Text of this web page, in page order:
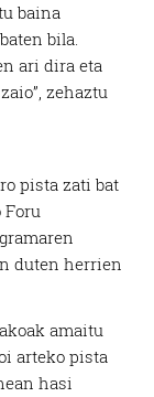
baina
bila.
ari dira eta
zehaztu
pista zati bat
Foru
duten herrien
amaitu
arteko pista
hasi